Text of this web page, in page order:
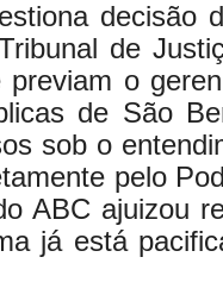
decisão
de
o
de São
sob o
pelo
ABC ajuizou
já está